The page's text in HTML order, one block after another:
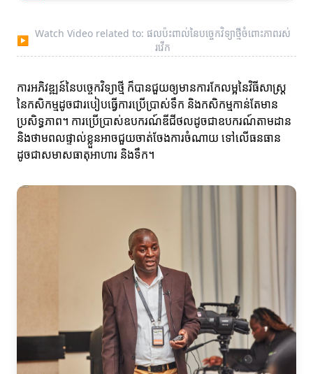
▶
Watch Video related to: ផលប៉ះពាល់នៃបច្ចេកវិទ្យាថ្មីចំពោះភាពរស់
រវើក
ការអភិវឌ្ឍន៍នៃបច្ចេកវិទ្យាថ្មី ក៏បានជួយឲ្យមានការកែលម្អនៃវិធីសាស្ត្រ
នៃកសិកម្មដូចជារបៀបធ្វើការប្រើប្រាស់ទឹក និងកសិកម្មកាន់តែមាន
ប្រសិទ្ធភាព។ ការប្រើប្រាស់ឧបករណ៍ឌីជីថលដូចជាឧបករណ៍តាមដាន
និងថាមពលផ្ទាល់ខ្លួនអាចជួយចាត់ចែងការចំណាយ ទៅលើធនធាន
ដូចជាសមាសធាតុអាហារ និងទឹក។